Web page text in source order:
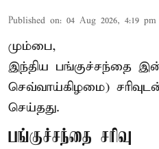
Published on: 04 Aug 2026, 4:19 pm
மும்பை,
இந்திய பங்குச்சந்தை
செவ்வாய்கிழமை)
செய்தது.
பங்குச்சந்தை சரிவு